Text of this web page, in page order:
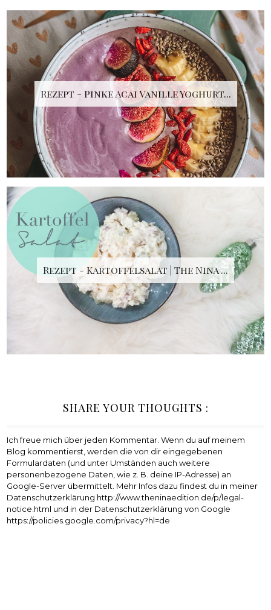
Rezept - Pinke Acai Vanille Yoghurt...
Rezept - Kartoffelsalat | The Nina ...
SHARE YOUR THOUGHTS :
Ich freue mich über jeden Kommentar. Wenn du auf meinem
Blog kommentierst, werden die von dir eingegebenen
Formulardaten (und unter Umständen auch weitere
personenbezogene Daten, wie z. B. deine IP-Adresse) an
Google-Server übermittelt. Mehr Infos dazu findest du in meiner
Datenschutzerklärung http://www.theninaedition.de/p/legal-
notice.html und in der Datenschutzerklärung von Google
https://policies.google.com/privacy?hl=de